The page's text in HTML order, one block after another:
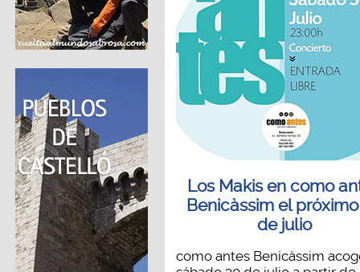
Los Makis en como
Benicàssim el
de julio
como antes Benicàssim